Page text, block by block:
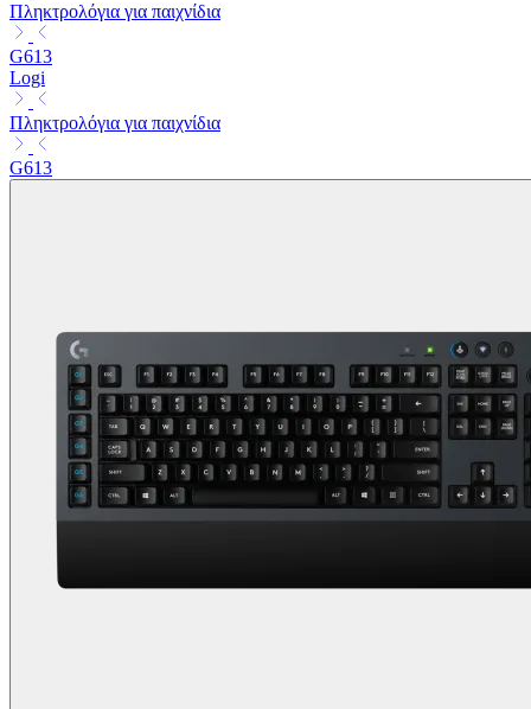
Πληκτρολόγια για παιχνίδια
G613
Logi
Πληκτρολόγια για παιχνίδια
G613